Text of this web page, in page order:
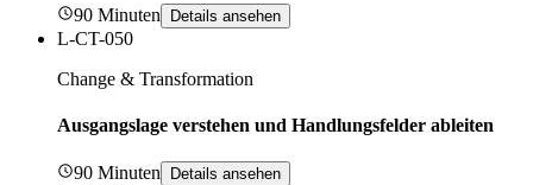
90 Minuten Details ansehen
L-CT-050
Change & Transformation
Ausgangslage verstehen und Handlungsfelder ableiten
90 Minuten Details ansehen